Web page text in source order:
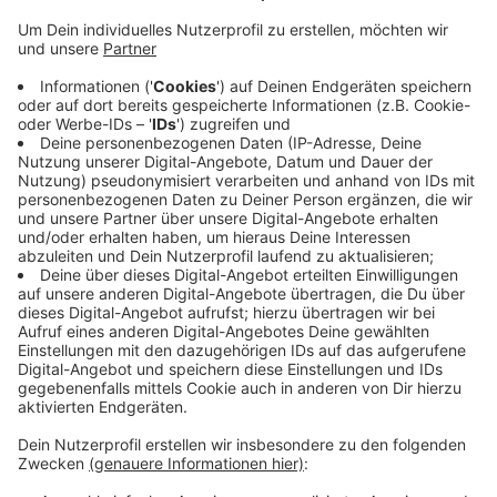
Das Motto ist "Projekt Borken"
Anzeige
Bewerben können sich Gruppen, aber auch
Privatpersonen mit ihren Ideen. Bewerbungsschluss ist
der 30.September. Der Heimatpreis steht diesmal
unter dem Motto "Projekt Borken". Die Ideen sollten
also etwas mit Borken zu tun haben. Das können auch
Aktionen und Feste sein.Hier findet Ihr die Angaben,
wie Ihr euch bewerben könnt.
Anzeige